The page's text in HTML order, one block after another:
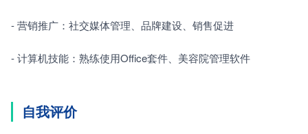
- 营销推广：社交媒体管理、品牌建设、销售促进
- 计算机技能：熟练使用Office套件、美容院管理软件
自我评价